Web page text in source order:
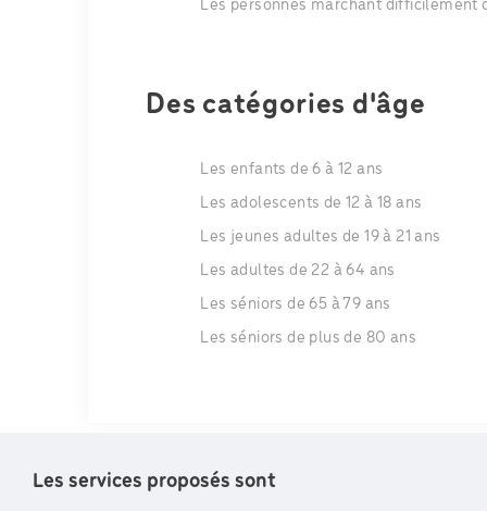
Les services proposés sont
Les personnes marchant difficilement
Des catégories d'âge
Les enfants de 6 à 12 ans
Les adolescents de 12 à 18 ans
Les jeunes adultes de 19 à 21 ans
Les adultes de 22 à 64 ans
Les séniors de 65 à 79 ans
Les séniors de plus de 80 ans